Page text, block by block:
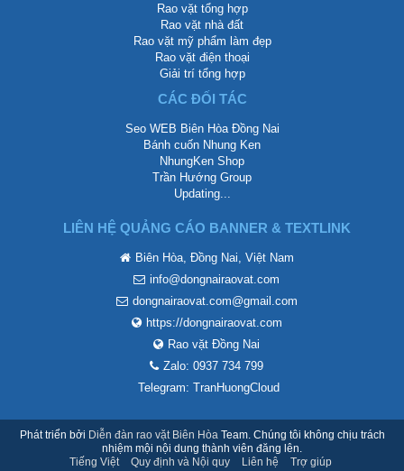
Rao vặt tổng hợp
Rao vặt nhà đất
Rao vặt mỹ phẩm làm đẹp
Rao vặt điện thoại
Giải trí tổng hợp
CÁC ĐỐI TÁC
Seo WEB Biên Hòa Đồng Nai
Bánh cuốn Nhung Ken
NhungKen Shop
Trần Hướng Group
Updating...
LIÊN HỆ QUẢNG CÁO BANNER & TEXTLINK
Biên Hòa, Đồng Nai, Việt Nam
info@dongnairaovat.com
dongnairaovat.com@gmail.com
https://dongnairaovat.com
Rao vặt Đồng Nai
Zalo: 0937 734 799
Telegram: TranHuongCloud
Phát triển bởi Diễn đàn rao vặt Biên Hòa Team. Chúng tôi không chịu trách
nhiệm mội nội dung thành viên đăng lên.
Tiếng Việt
Quy định và Nội quy Liên hệ Trợ giúp